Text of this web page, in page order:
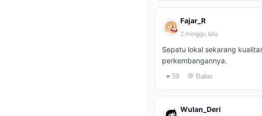
Fajar_R
2 minggu lalu
Sepatu lokal sekarang
perkembangannya.
♥ 59 💬 Balas
Wulan_Deri